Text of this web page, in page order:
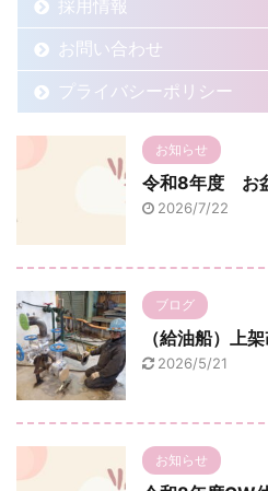
採用情報
お問い合わせ
プライバシーポリシー
お知らせ
令和8年度 お
2026/7/22
ブログ
（給油船）上
2026/5/21
お知らせ